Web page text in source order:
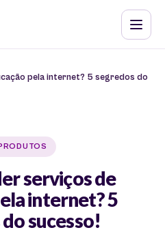
pela internet? 5 segredos do
serviços de
internet? 5
sucesso!